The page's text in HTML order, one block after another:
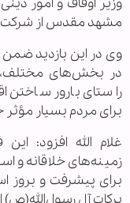
مشهد مقدس از شرکت
وی در این بازدید
در بخش‌های
راستای بارور
برای مردم بسیار مؤثر
غلام الله افزود:
زمینه‌های خلاقانه و
برای پیشرفت و بروز